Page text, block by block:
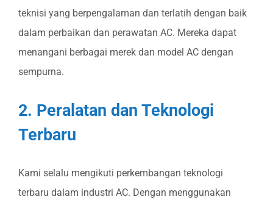
teknisi yang berpengalaman dan terlatih dengan baik
dalam perbaikan dan perawatan AC. Mereka dapat
menangani berbagai merek dan model AC dengan
sempurna.
2. Peralatan dan Teknologi
Terbaru
Kami selalu mengikuti perkembangan teknologi
terbaru dalam industri AC. Dengan menggunakan